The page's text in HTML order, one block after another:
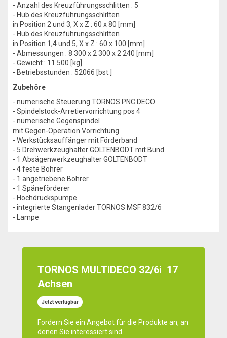
- Anzahl des Kreuzführungsschlitten : 5
- Hub des Kreuzführungsschlitten
in Position 2 und 3, X x Z : 60 x 80 [mm]
- Hub des Kreuzführungsschlitten
in Position 1,4 und 5, X x Z : 60 x 100 [mm]
- Abmessungen : 8 300 x 2 300 x 2 240 [mm]
- Gewicht : 11 500 [kg]
- Betriebsstunden : 52066 [bst.]
Zubehöre
- numerische Steuerung TORNOS PNC DECO
- Spindelstock-Arretiervorrichtung pos 4
- numerische Gegenspindel
mit Gegen-Operation Vorrichtung
- Werkstücksauffänger mit Förderband
- 5 Drehwerkzeughalter GOLTENBODT mit Bund
- 1 Absägenwerkzeughalter GOLTENBODT
- 4 feste Bohrer
- 1 angetriebene Bohrer
- 1 Späneförderer
- Hochdruckspumpe
- integrierte Stangenlader TORNOS MSF 832/6
- Lampe
TORNOS MULTIDECO 32/6i 17
Achsen
Jetzt verfügbar
Fordern Sie ein Angebot für die Produkte an, an
denen Sie interessiert sind.